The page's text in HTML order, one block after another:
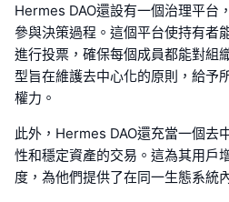
Hermes DAO還設有一個治理平台
參與決策過程。這個平台使持有者
進行投票，確保每個成員都能對組
型旨在維護去中心化的原則，給予
權力。
此外，Hermes DAO還充當一個去
性和穩定資產的交易。這為其用戶
度，為他們提供了在同一生態系統